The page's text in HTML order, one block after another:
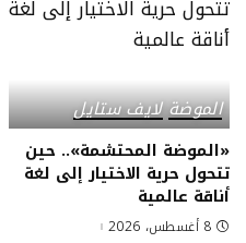
الموضةلايف ستايل
«الموضة المحتشمة».. حين
تتحول حرية الاختيار إلى لغة
أناقة عالمية
8 أغسطس، 2026